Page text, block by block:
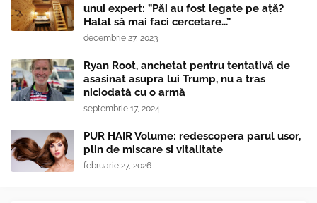
unui expert: ”Păi au fost legate pe ață?
Halal să mai faci cercetare...”
decembrie 27, 2023
Ryan Root, anchetat pentru tentativă de
asasinat asupra lui Trump, nu a tras
niciodată cu o armă
septembrie 17, 2024
PUR HAIR Volume: redescopera parul usor,
plin de miscare si vitalitate
februarie 27, 2026